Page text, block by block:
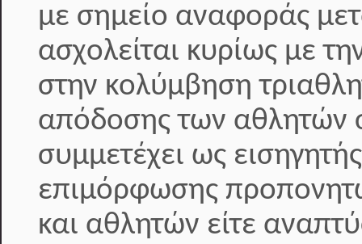
με σημείο αναφοράς
ασχολείται κυρίως με
στην κολύμβηση
απόδοσης των αθλητών
συμμετέχει ως
επιμόρφωσης
και αθλητών είτε